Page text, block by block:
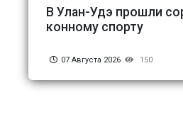
В Улан-Удэ прошли
конному спорту
07 Августа 2026 150